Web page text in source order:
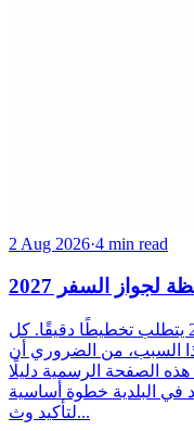
2 Aug 2026·4 min read
السفر 2027
الحصول على جواز سفر في عام 2027 يتطلب تخطيطًا دقيقًا. كل
السبب، من الضروري أن
الصفحة الرسمية دليلًا
في البلدية خطوة أساسية
لتأكيد وث...